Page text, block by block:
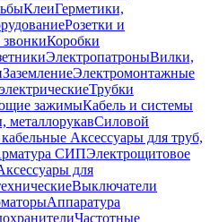
КлеиГерметики,
Розетки и
Коробки
ЭлектропатроныВилки,
ЗаземлениеЭлектромонтажные
Трубки
зажимыКабель и системы
металлорукавСиловой
Аксессуары для труб,
СИПЭлектрощитовое
для
Выключатели
Аппаратура
Частотные